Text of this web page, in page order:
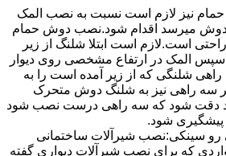
نیز لازم است نسبت به نصب المک
دوش میرسد اقدام شود.نصب دوش حمام
است.لازم است ابتلا شلنگ از زیر
المک در ارتفاع مشخصی روی دیوار
راهی شلنگی که از زیر آمده است را به
سه راهی نیز به شلنگ دوش متحرک
دقت شود که سه راهی درست نصب شود
شود.
رو سینکی:نصب شیرآلات ساختمانی
که برای نصب شیرآلات دیواری گفته